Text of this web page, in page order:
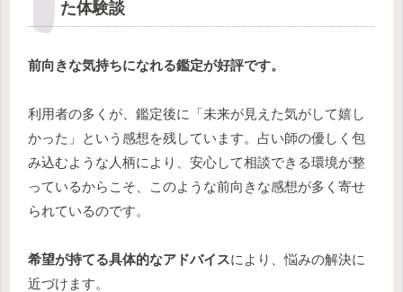
た体験談
前向きな気持ちになれる鑑定が好評です。
利用者の多くが、鑑定後に「未来が見えた気がして嬉し
かった」という感想を残しています。占い師の優しく包
み込むような人柄により、安心して相談できる環境が整
っているからこそ、このような前向きな感想が多く寄せ
られているのです。
希望が持てる具体的なアドバイスにより、悩みの解決に
近づけます。